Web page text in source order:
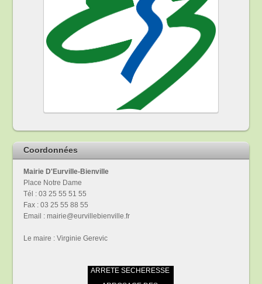
Coordonnées
Mairie D'Eurville-Bienville
Place Notre Dame
Tél : 03 25 55 51 55
Fax : 03 25 55 88 55
Email : mairie@eurvillebienville.fr
Le maire : Virginie Gerevic